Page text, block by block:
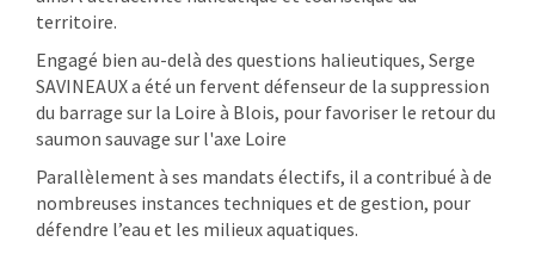
territoire.
Engagé bien au-delà des questions halieutiques, Serge
SAVINEAUX a été un fervent défenseur de la suppression
du barrage sur la Loire à Blois, pour favoriser le retour du
saumon sauvage sur l'axe Loire
Parallèlement à ses mandats électifs, il a contribué à de
nombreuses instances techniques et de gestion, pour
défendre l’eau et les milieux aquatiques.